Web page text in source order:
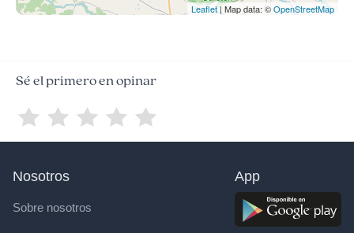
Leaflet | Map data: ©OpenStreetMap
Sé el primero en opinar
Nosotros
Sobre nosotros
App